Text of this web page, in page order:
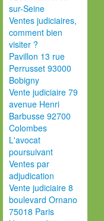
sur-Seine
Ventes judiciaires,
comment bien
visiter ?
Pavillon 13 rue
Perrusset 93000
Bobigny
Vente judiciaire 79
avenue Henri
Barbusse 92700
Colombes
L'avocat
poursuivant
Ventes par
adjudication
Vente judiciaire 8
boulevard Ornano
75018 Paris